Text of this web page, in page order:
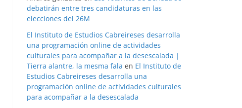
debatirán entre tres candidaturas en las
elecciones del 26M
El Instituto de Estudios Cabreireses desarrolla
una programación online de actividades
culturales para acompañar a la desescalada |
Tierra alantre, la mesma fala en El Instituto de
Estudios Cabreireses desarrolla una
programación online de actividades culturales
para acompañar a la desescalada